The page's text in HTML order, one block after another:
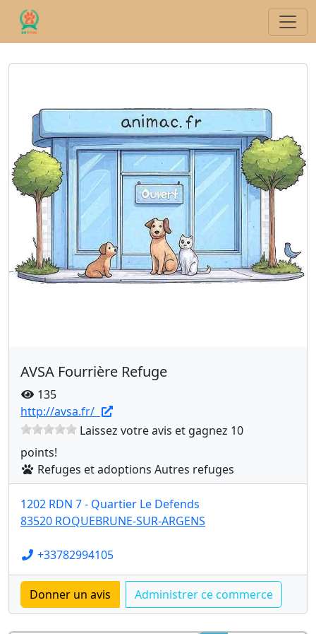
AVSA Fourrière Refuge
135
http://avsa.fr/
Laissez votre avis et gagnez 10
points!
Refuges et adoptions Autres refuges
1202 RDN 7 - Quartier Le Defends
83520 ROQUEBRUNE-SUR-ARGENS
+33782994105